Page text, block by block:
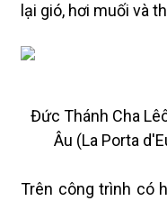
lại gió, hơi muối và
Đức Thánh Cha
Âu (La Porta
Trên công trình có